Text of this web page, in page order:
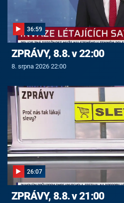
36:59
ZPRÁVY, 8.8. v 22:00
8. srpna 2026 22:00
26:07
ZPRÁVY, 8.8. v 21:00